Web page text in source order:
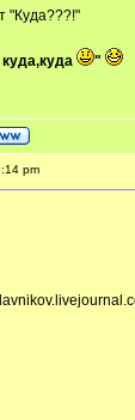
"Куда???!"
"
pm